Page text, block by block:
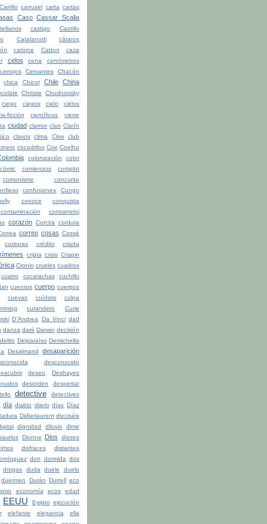
carrusel carta cartas
Caso Cassar Scalia
castigo
Castillo
Catalanotti
cátaros
catorce Catton
caza
celos cena
centímetros
cerrojos
Cervantes
Chacón
chica
Chicot Chile China
Christie
Chudnovsky
ciego
ciegos cielo
cielos
ficción
científicos
cierre
ciudad clamor clan Clarín
clavos clima Cloe
club
cocodrilos Coe Coelho
colonización
color
cómic
comienzos
complot
comunismo
concurso
confusiones
Congo
conoce
conquista
contaminación
contrarreloj
corazón Corcira
cordura
correo cosas Cossé
costuras
crédito criada
cripta crisis Crispin
Cronin crueles cuadros
cuatro
cucarachas
cuchillo
cuentos cuerpo cuerpos
cuevas
cuídate
culpa
curandero
Curie
D¨Andrea Da Vinci dad
danza daré Darwin decisión
delito Delparaíso Demichellis
Desalmand desaparición
desconocido
deseo
Deshayes
desorden
despertar
detective
detectives
día diablo diario días Díaz
Didierlaurent dieciséis
dignidad diluvio
dime
Dionne Dios
dioses
disfraces
distantes
don dormida dos
drogas
duda duele
duelo
duermen
Durán Durrell eco
economía ecos edad
EEUU Egipto ejecución
elefante elegancia
ella